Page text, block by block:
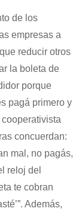
de los
empresas a
reducir otros
la boleta de
porque
pagá primero y
concuerdan:
mal, no pagás,
reloj del
te cobran
Además,